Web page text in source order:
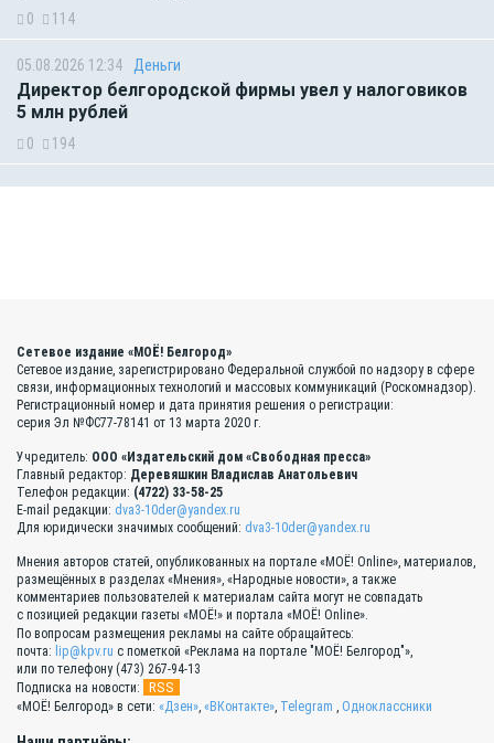
0 114
05.08.2026 12:34 Деньги
Директор белгородской фирмы увел у налоговиков
5 млн рублей
0 194
Сетевое издание «МОЁ! Белгород»
Сетевое издание, зарегистрировано Федеральной службой по надзору в сфере
связи, информационных технологий и массовых коммуникаций (Роскомнадзор).
Регистрационный номер и дата принятия решения о регистрации:
серия Эл №ФС77-78141 от 13 марта 2020 г.
Учредитель: ООО «Издательский дом «Свободная пресса»
Главный редактор: Деревяшкин Владислав Анатольевич
Телефон редакции: (4722) 33-58-25
E-mail редакции: dva3-10der@yandex.ru
Для юридически значимых сообщений: dva3-10der@yandex.ru
Мнения авторов статей, опубликованных на портале «МОЁ! Online», материалов,
размещённых в разделах «Мнения», «Народные новости», а также
комментариев пользователей к материалам сайта могут не совпадать
с позицией редакции газеты «МОЁ!» и портала «МОЁ! Online».
По вопросам размещения рекламы на сайте обращайтесь:
почта: lip@kpv.ru с пометкой «Реклама на портале "МОЁ! Белгород"»,
или по телефону (473) 267-94-13
Подписка на новости:
RSS
«МОЁ! Белгород» в сети: «Дзен», «ВКонтакте», Telegram , Одноклассники